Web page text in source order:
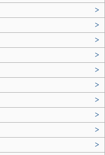
>
>
>
>
>
>
>
>
>
>